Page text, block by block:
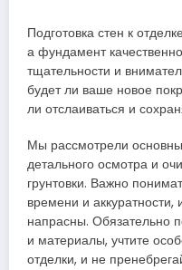
Подготовка стен к
а фундамент
тщательности и
будет ли ваше новое
ли отслаиваться и
Мы рассмотрели
детального осмотра и
грунтовки. Важно
времени и аккуратности,
напрасны. Обязательно
и материалы, учтите
отделки, и не